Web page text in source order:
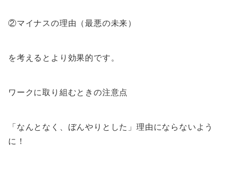
②マイナスの理由（最悪の未来）
を考えるとより効果的です。
ワークに取り組むときの注意点
「なんとなく、ぼんやりとした」理由にならないよう
に！